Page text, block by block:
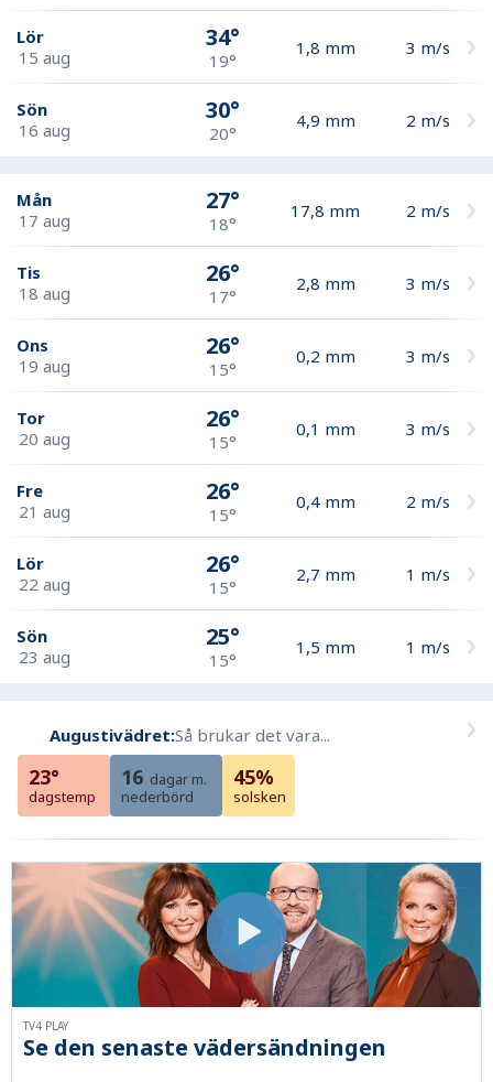
Lör
15 aug
34°
19°
1,8 mm 3 m/s
Sön
16 aug
30°
20°
4,9 mm 2 m/s
Mån
17 aug
27°
18°
17,8 mm 2 m/s
Tis
18 aug
26°
17°
2,8 mm 3 m/s
Ons
19 aug
26°
15°
0,2 mm 3 m/s
Tor
20 aug
26°
15°
0,1 mm 3 m/s
Fre
21 aug
26°
15°
0,4 mm 2 m/s
Lör
22 aug
26°
15°
2,7 mm 1 m/s
Sön
23 aug
25°
15°
1,5 mm 1 m/s
Augustivädret:Så brukar det vara...
23°
dagstemp
16 dagar m.
nederbörd
45%
solsken
Se den senaste vädersändningen
TV4 PLAY